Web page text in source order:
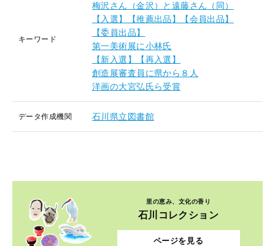
キーワード
梅沢さん（金沢）と遠藤さん（同）
【入選】【推薦出品】【会員出品】
【委員出品】
第一美術展に小林氏
【新入選】【再入選】
創造展審査員に県から８人
洋画の大宮弘氏ら受賞
データ作成機関 石川県立図書館
里の恵み、文化の香り
石川コレクション
ページを見る